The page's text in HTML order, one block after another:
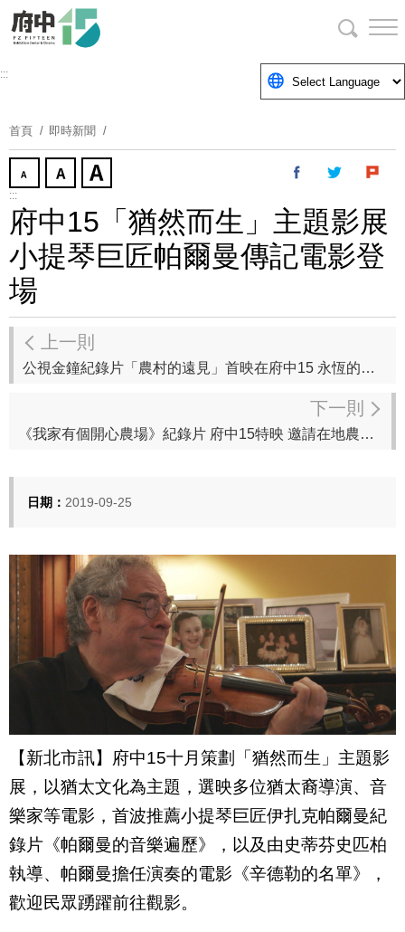
要
塊
:::
首頁 即時新聞
:::
府中15「猶然而生」主題影展
小提琴巨匠帕爾曼傳記電影登
場
上一則
公視金鐘紀錄片「農村的遠見」首映在府中15 永恆的米鄉 台灣池上 媲美國際農村典範
下一則
《我家有個開心農場》紀錄片 府中15特映 邀請在地農友分享實現自然農法的美好
日期： 2019-09-25
【新北市訊】府中15十月策劃「猶然而生」主題影
展，以猶太文化為主題， 選映多位猶太裔導演、音
樂家等電影，首波推薦小提琴巨匠伊扎克帕爾曼紀
錄片《帕爾曼的音樂遍歷》，以及由史蒂芬史匹柏
執導、帕爾曼擔任演奏的電影《辛德勒的名單》，
歡迎民眾踴躍前往觀影。